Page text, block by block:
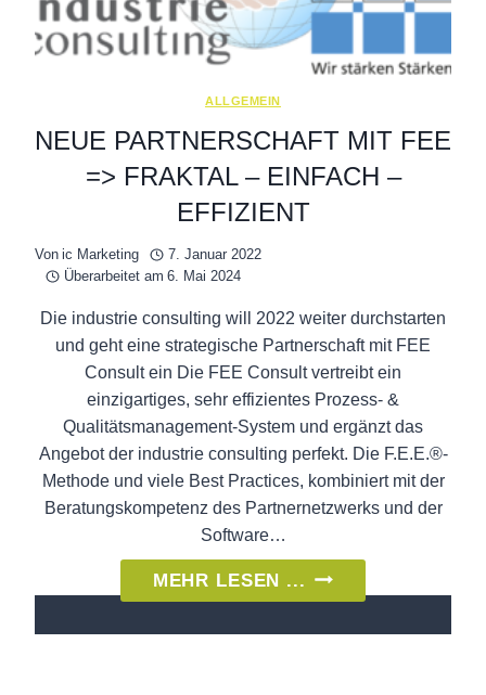
ALLGEMEIN
NEUE PARTNERSCHAFT MIT FEE
=> FRAKTAL – EINFACH –
EFFIZIENT
Von ic Marketing
7. Januar 2022
Überarbeitet am 6. Mai 2024
Die industrie consulting will 2022 weiter durchstarten
und geht eine strategische Partnerschaft mit FEE
Consult ein Die FEE Consult vertreibt ein
einzigartiges, sehr effizientes Prozess- &
Qualitätsmanagement-System und ergänzt das
Angebot der industrie consulting perfekt. Die F.E.E.®-
Methode und viele Best Practices, kombiniert mit der
Beratungskompetenz des Partnernetzwerks und der
Software…
MEHR LESEN ... NEUE
PARTNERSCHAFT
MIT